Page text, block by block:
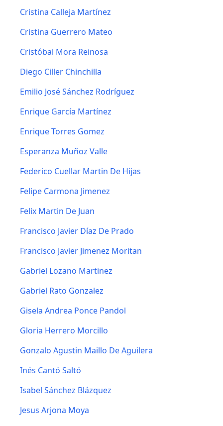
Cristina Calleja Martínez
Cristina Guerrero Mateo
Cristóbal Mora Reinosa
Diego Ciller Chinchilla
Emilio José Sánchez Rodríguez
Enrique García Martínez
Enrique Torres Gomez
Esperanza Muñoz Valle
Federico Cuellar Martin De Hijas
Felipe Carmona Jimenez
Felix Martin De Juan
Francisco Javier Díaz De Prado
Francisco Javier Jimenez Moritan
Gabriel Lozano Martinez
Gabriel Rato Gonzalez
Gisela Andrea Ponce Pandol
Gloria Herrero Morcillo
Gonzalo Agustin Maillo De Aguilera
Inés Cantó Saltó
Isabel Sánchez Blázquez
Jesus Arjona Moya